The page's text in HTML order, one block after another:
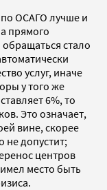
ОСАГО лучше и
прямого
стало
услуг, иначе
у того же
6%, то
Это означает,
вине, скорее
не допустит;
центров
место быть